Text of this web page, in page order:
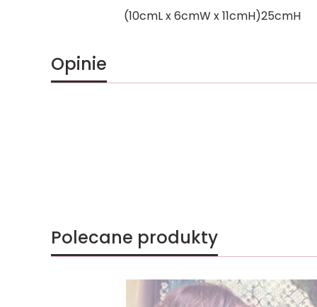
(10cmL x 6cmW x 11cmH)25cmH
Opinie
Polecane produkty